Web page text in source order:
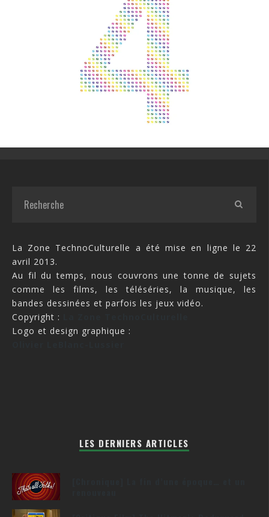
La Zone TechnoCulturelle a été mise en ligne le 22
avril 2013.
Au fil du temps, nous couvrons une tonne de sujets
comme les films, les téléséries, la musique, les
bandes dessinées et parfois les jeux vidéo.
Copyright :
Logo et design graphique :
LES DERNIERS ARTICLES